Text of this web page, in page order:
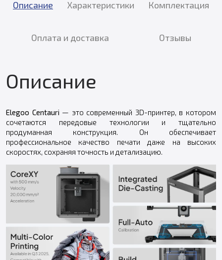
Описание Характеристики Комплектация
Оплата и доставка Отзывы
Описание
Elegoo Centauri — это современный 3D-принтер, в котором
сочетаются передовые технологии и тщательно
продуманная конструкция. Он обеспечивает
профессиональное качество печати даже на высоких
скоростях, сохраняя точность и детализацию.